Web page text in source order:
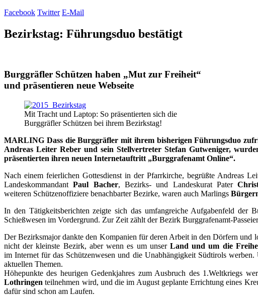
Facebook Twitter E-Mail
Bezirkstag: Führungsduo bestätigt
Burggräfler Schützen haben „Mut zur Freiheit“
und präsentieren neue Webseite
Mit Tracht und Laptop: So präsentierten sich die
Burggräfler Schützen bei ihrem Bezirkstag!
MARLING Dass die Burggräfler mit ihrem bisherigen Führungsduo
Andreas Leiter Reber und sein Stellvertreter Stefan Gutweniger,
präsentierten ihren neuen Internetauftritt „Burggrafenamt Online“.
Nach einem feierlichen Gottesdienst in der Pfarrkirche, begrüßte Andreas
LandeskommandantPaul Bacher, Bezirks- und Landeskurat Pater
weiteren Schützenoffiziere benachbarter Bezirke, waren auch Marlings
In den Tätigkeitsberichten zeigte sich das umfangreiche Aufgabenfeld der
Schießwesen im Vordergrund. Zur Zeit zählt der Bezirk Burggrafenamt-
Der Bezirksmajor dankte den Kompanien für deren Arbeit in den Dörfern und
nicht der kleinste Bezirk, aber wenn es um unserLand und um die
im Internet für das Schützenwesen und die Unabhängigkeit Südtirols werben.
aktuellen Themen.
Höhepunkte des heurigen Gedenkjahres zum Ausbruch des 1.Weltkriegs
Lothringen teilnehmen wird, und die im August geplante Errichtung eines
dafür sind schon am Laufen.